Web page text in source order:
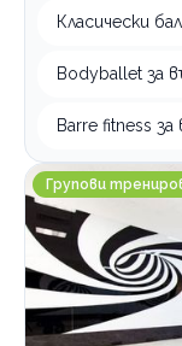
Класически
Bodyballet за
Barre fitness
Спортен клуб
Групови